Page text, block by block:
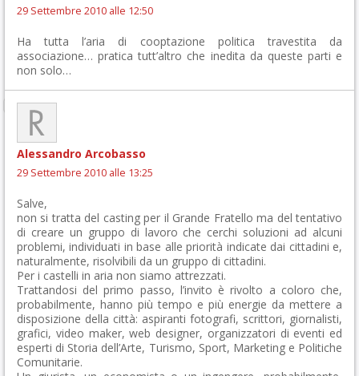
29 Settembre 2010 alle 12:50
Ha tutta l’aria di cooptazione politica travestita da
associazione… pratica tutt’altro che inedita da queste parti e
non solo…
Alessandro Arcobasso
29 Settembre 2010 alle 13:25
Salve,
non si tratta del casting per il Grande Fratello ma del tentativo
di creare un gruppo di lavoro che cerchi soluzioni ad alcuni
problemi, individuati in base alle priorità indicate dai cittadini e,
naturalmente, risolvibili da un gruppo di cittadini.
Per i castelli in aria non siamo attrezzati.
Trattandosi del primo passo, l’invito è rivolto a coloro che,
probabilmente, hanno più tempo e più energie da mettere a
disposizione della città: aspiranti fotografi, scrittori, giornalisti,
grafici, video maker, web designer, organizzatori di eventi ed
esperti di Storia dell’Arte, Turismo, Sport, Marketing e Politiche
Comunitarie.